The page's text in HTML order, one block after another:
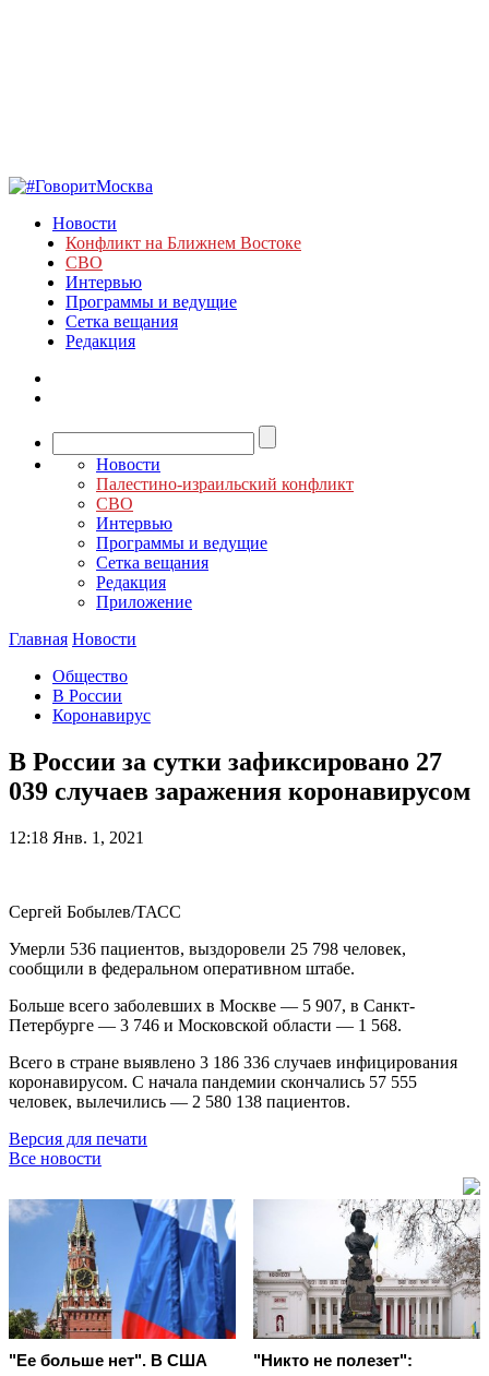
Новости
Конфликт на Ближнем Востоке
СВО
Интервью
Программы и ведущие
Сетка вещания
Редакция
Новости
Палестино-израильский конфликт
СВО
Интервью
Программы и ведущие
Сетка вещания
Редакция
Приложение
Главная Новости
Общество
В России
Коронавирус
В России за сутки зафиксировано 27
039 случаев заражения коронавирусом
12:18 Янв. 1, 2021
Сергей Бобылев/ТАСС
Умерли 536 пациентов, выздоровели 25 798 человек,
сообщили в федеральном оперативном штабе.
Больше всего заболевших в Москве — 5 907, в Санкт-
Петербурге — 3 746 и Московской области — 1 568.
Всего в стране выявлено 3 186 336 случаев инфицирования
коронавирусом. С начала пандемии скончались 57 555
человек, вылечились — 2 580 138 пациентов.
Версия для печати
Все новости
"Ее больше нет". В США
"Никто не полезет":